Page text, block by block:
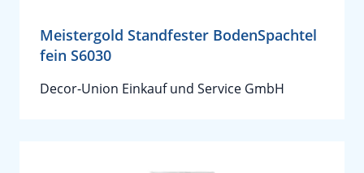
Meistergold Standfester BodenSpachtel
fein S6030
Decor-Union Einkauf und Service GmbH